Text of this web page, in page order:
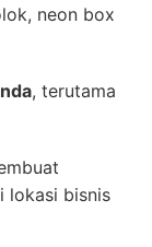
neon box
, terutama
lokasi bisnis